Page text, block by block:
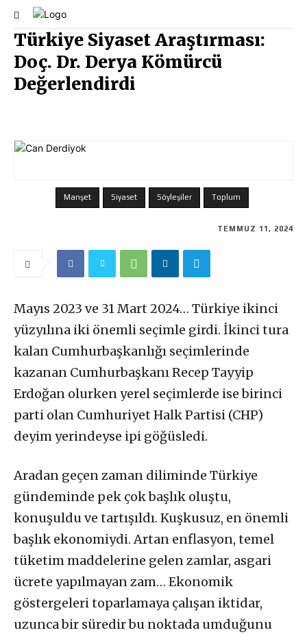
Türkiye Siyaset Araştırması:
Doç. Dr. Derya Kömürcü
Değerlendirdi
Manşet Siyaset Söyleşiler Toplum
TEMMUZ 11, 2024
Mayıs 2023 ve 31 Mart 2024… Türkiye ikinci
yüzyılına iki önemli seçimle girdi. İkinci tura
kalan Cumhurbaşkanlığı seçimlerinde
kazanan Cumhurbaşkanı Recep Tayyip
Erdoğan olurken yerel seçimlerde ise birinci
parti olan Cumhuriyet Halk Partisi (CHP)
deyim yerindeyse ipi göğüsledi.
Aradan geçen zaman diliminde Türkiye
gündeminde pek çok başlık oluştu,
konuşuldu ve tartışıldı. Kuşkusuz, en önemli
başlık ekonomiydi. Artan enflasyon, temel
tüketim maddelerine gelen zamlar, asgari
ücrete yapılmayan zam… Ekonomik
göstergeleri toparlamaya çalışan iktidar,
uzunca bir süredir bu noktada umduğunu